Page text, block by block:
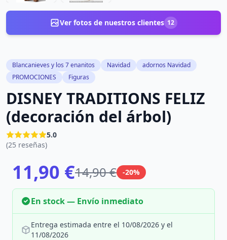
Ver fotos de nuestros clientes 12
Blancanieves y los 7 enanitos Navidad
adornos Navidad
PROMOCIONES
Figuras
DISNEY TRADITIONS FELIZ
(decoración del árbol)
5.0
(25 reseñas)
11,90 €14,90 € -20%
En stock — Envío inmediato
Entrega estimada entre el 10/08/2026 y el
11/08/2026